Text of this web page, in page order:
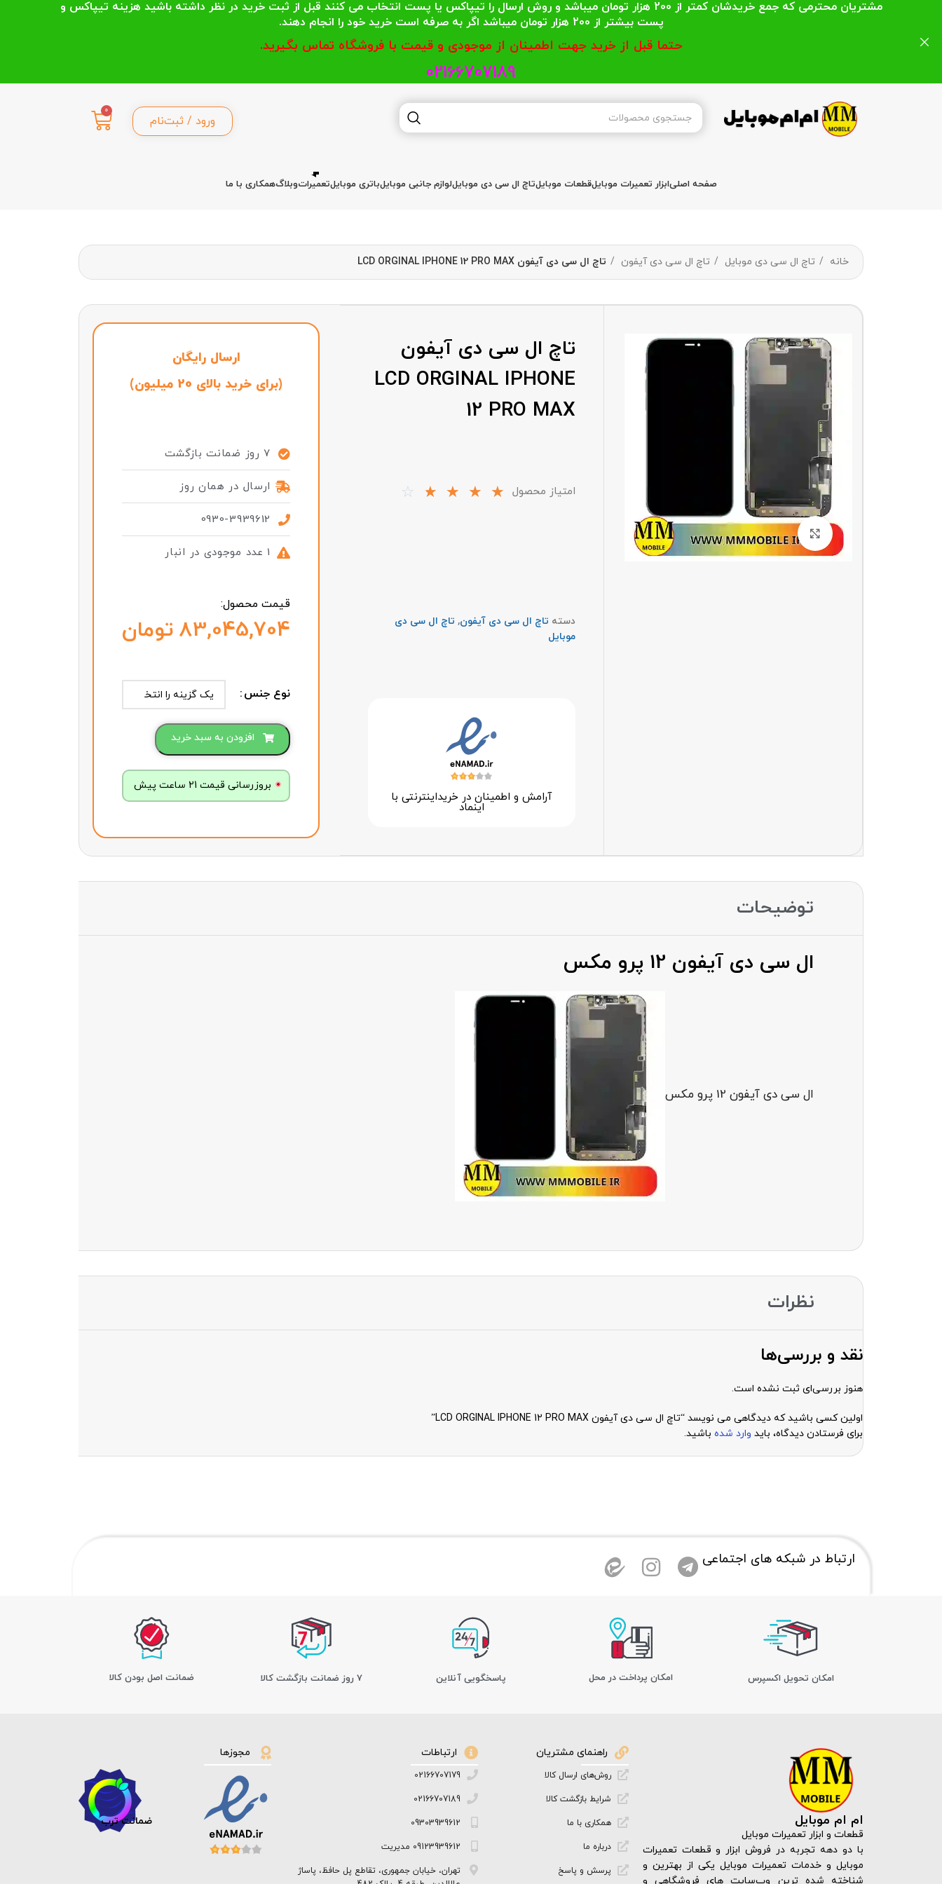
ورود / ثبت‌نام
0
صفحه اصلیابزار تعمیرات موبایلقطعات موبایلتاچ ال سی دی موبایللوازم جانبی موبایلباتری موبایلتعمیراتوبلاگهمکاری با ما
خانه تاچ ال سی دی موبایل تاچ ال سی دی آیفون تاچ ال سی دی آیفون LCD ORGINAL IPHONE 12 PRO MAX
بزرگنمایی تصویر
تاچ ال سی دی آیفون
LCD ORGINAL IPHONE
12 PRO MAX
امتیاز محصول ☆
☆
☆
☆
☆
دسته تاچ ال سی دی آیفون, تاچ ال سی دی
موبایل
آرامش و اطمینان در خرید‌اینترنتی با
اینماد
ارسال رایگان
(برای خرید بالای 20 میلیون)
7 روز ضمانت بازگشت
ارسال در همان روز
0930-3939612
1 عدد موجودی در انبار
قیمت محصول:
تومان
نوع جنس
افزودن به سبد خرید
بروزرسانی قیمت 21 ساعت پیش
توضیحات
ال سی دی آیفون 12 پرو مکس
ال سی دی آیفون 12 پرو مکس
نظرات
نقد و بررسی‌ها
هنوز بررسی‌ای ثبت نشده است.
اولین کسی باشید که دیدگاهی می نویسد “تاچ ال سی دی آیفون LCD ORGINAL IPHONE 12 PRO MAX”
برای فرستادن دیدگاه، باید وارد شده باشید.
ارتباط در شبکه های اجتماعی
اﻣﮑﺎن ﺗﺤﻮﯾﻞ اﮐﺴﭙﺮس امکان پرداخت در محل پاسخگویی آنلاین 7 روز ضمانت بازگشت کالا ﺿﻤﺎﻧﺖ اﺻﻞ ﺑﻮدن ﮐﺎﻟﺎ
ام ام موبایل
قطعات و ابزار تعمیرات موبایل
با دو دهه تجربه در فروش ابزار و قطعات تعمیرات
موبایل و خدمات تعمیرات موبایل یکی از بهترین و
شناخته شده ترین وب‌سایت های فروشگاهی و
راهنمای مشتریان
روش‌های ارسال کالا
شرایط بازگشت کالا
همکاری با ما
درباره ما
پرسش و پاسخ
ارتباطات
02166707179
02166707189
09303939612
09123939612 مدیریت
تهران، خیابان جمهوری، تقاطع پل حافظ، پاساژ
مجوزها
ضمانت ترب
مشتریان محترمی که جمع خریدشان کمتر از 200 هزار تومان میباشد و روش ارسال را تیپاکس یا پست انتخاب می کنند قبل از ثبت خرید در نظر داشته باشید هزینه تیپاکس و
پست بیشتر از 200 هزار تومان میباشد اگر به صرفه است خرید خود را انجام دهند.
حتما قبل از خرید جهت اطمینان از موجودی و قیمت با فروشگاه تماس بگیرید.
02166707189